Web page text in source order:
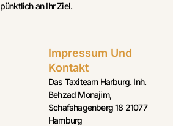
pünktlich an Ihr Ziel.
Impressum Und
Kontakt
Das Taxiteam Harburg. Inh.
Behzad Monajim,
Schafshagenberg 18 21077
Hamburg